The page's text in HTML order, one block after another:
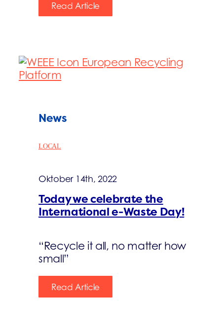
Read Article
News
LOCAL
Oktober 14th, 2022
Today we celebrate the
International e-Waste Day!
“Recycle it all, no matter how
small”
Read Article